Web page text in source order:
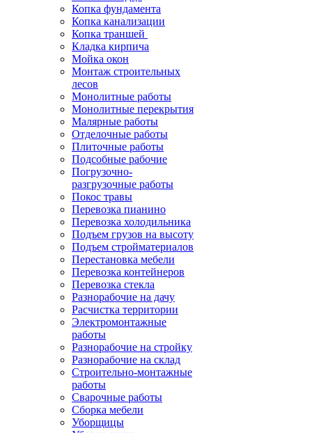
Копка фундамента
Копка канализации
Копка траншей
Кладка кирпича
Мойка окон
Монтаж строительных
лесов
Монолитные работы
Монолитные перекрытия
Малярные работы
Отделочные работы
Плиточные работы
Подсобные рабочие
Погрузочно-
разгрузочные работы
Покос травы
Перевозка пианино
Перевозка холодильника
Подъем грузов на высоту
Подъем стройматериалов
Перестановка мебели
Перевозка контейнеров
Перевозка стекла
Разнорабочие на дачу
Расчистка территории
Электромонтажные
работы
Разнорабочие на стройку
Разнорабочие на склад
Строительно-монтажные
работы
Сварочные работы
Сборка мебели
Уборщицы